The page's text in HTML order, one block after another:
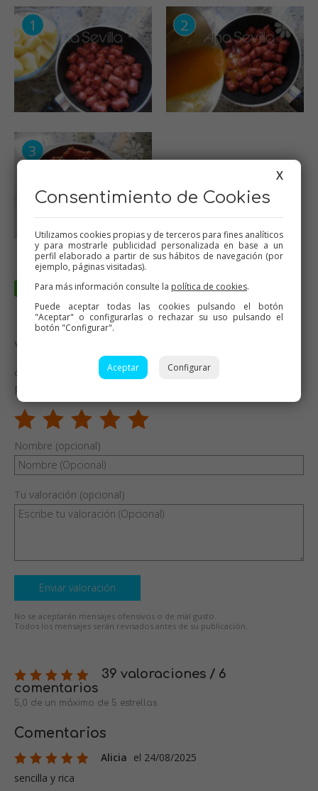
Valora esta receta
¿Te ha gustado esta receta? Valórala y dime qué
piensas
Nombre (opcional)
Tu valoración (opcional)
Enviar valoración
No se aceptarán mensajes ofensivos o de mal gusto.
Todos los mensajes serán revisados antes de su publicación.
39 valoraciones / 6
comentarios
5,0 de un máximo de 5 estrellas
Comentarios
Alicia el 24/08/2025
sencilla y rica
X
Consentimiento de Cookies
Utilizamos cookies propias y de terceros para fines analíticos
y para mostrarle publicidad personalizada en base a un
perfil elaborado a partir de sus hábitos de navegación (por
ejemplo, páginas visitadas).
Para más información consulte la política de cookies.
Puede aceptar todas las cookies pulsando el botón
"Aceptar" o configurarlas o rechazar su uso pulsando el
botón "Configurar".
Aceptar Configurar